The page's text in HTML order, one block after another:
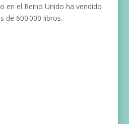
en el Reino Unido ha vendido
de 600 000 libros.